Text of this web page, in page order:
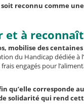
soit reconnu comme
et à
mobilise des
du Handicap dédiée à
engagés pour
qu’elle corresponde
solidarité qui rend